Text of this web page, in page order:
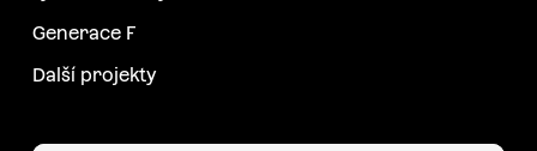
Generace F
Další projekty